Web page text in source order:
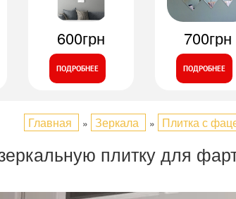
600грн
ПОДРОБНЕЕ
700грн
ПОДРОБНЕЕ
Главная » Зеркала » Плитка с
плитку для